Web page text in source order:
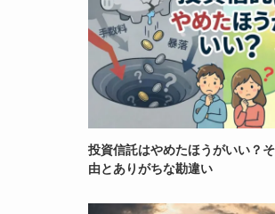
投資信託はやめたほうがいい？
由とありがちな勘違い